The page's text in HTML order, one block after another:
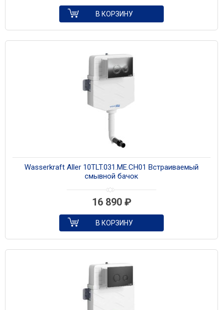
В КОРЗИНУ
Wasserkraft Aller 10TLT.031.ME.CH01 Встраиваемый
смывной бачок
16 890 ₽
В КОРЗИНУ